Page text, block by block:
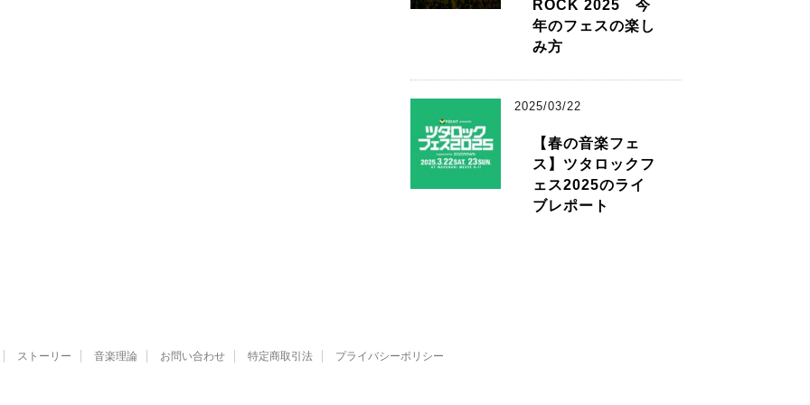
ROCK 2025 今
年のフェスの楽し
み方
2025/03/22
【春の音楽フェ
ス】ツタロックフ
ェス2025のライ
ブレポート
ストーリー 音楽理論 お問い合わせ 特定商取引法 プライバシーポリシー